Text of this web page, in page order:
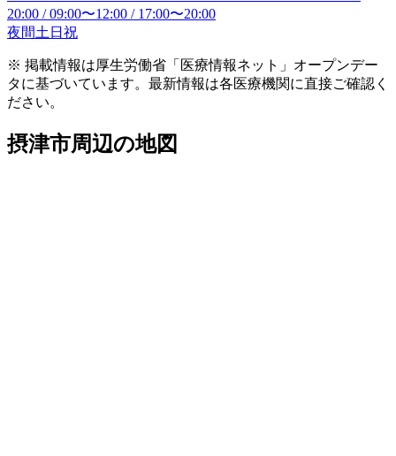
20:00 /09:00〜12:00 / 17:00〜20:00
夜間土日祝
※ 掲載情報は厚生労働省「医療情報ネット」オープンデー
タに基づいています。最新情報は各医療機関に直接ご確認く
ださい。
摂津市周辺の地図